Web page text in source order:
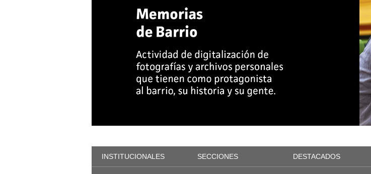
INSTITUCIONALES SECCIONES DESTACADOS